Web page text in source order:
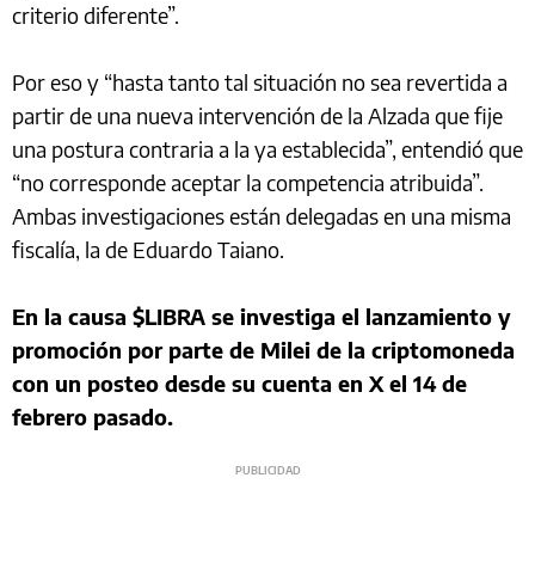
criterio diferente”.
Por eso y “hasta tanto tal situación no sea revertida a
partir de una nueva intervención de la Alzada que fije
una postura contraria a la ya establecida”, entendió que
“no corresponde aceptar la competencia atribuida”.
Ambas investigaciones están delegadas en una misma
fiscalía, la de Eduardo Taiano.
En la causa $LIBRA se investiga el lanzamiento y
promoción por parte de Milei de la criptomoneda
con un posteo desde su cuenta en X el 14 de
febrero pasado.